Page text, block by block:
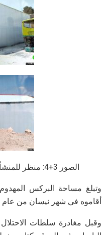
الصور 3+4: منظر للمنشأة التي تم هدمها ومصادرتها
وتبلغ مساحة البركس المهدوم (
أقاموه في شهر نيسان من عام 2019م.
وقبل مغادرة سلطات